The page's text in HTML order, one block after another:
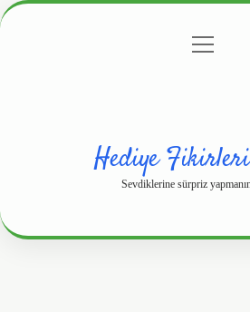
Gizlilik Politikası
menüyü
Hediye
Sevdiklerine sürpriz